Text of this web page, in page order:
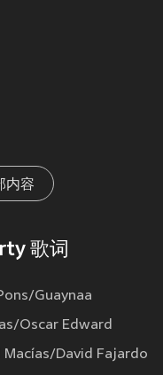
内容
歌词
Guaynaa
Oscar Edward
David Fajardo